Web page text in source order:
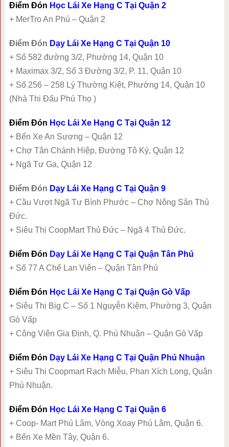
Điểm Đón Học Lái Xe Hạng C Tại Quận 2
+ MerTro An Phú – Quận 2
Điểm Đón Dạy Lái Xe Hạng C Tại Quận 10
+ Số 582 đường 3/2, Phường 14, Quận 10
+ Maximax 3/2, Số 3 Đường 3/2, P. 11, Quận 10
+ Số 256 – 258 Lý Thường Kiệt, Phường 14, Quận 10
(Nhà Thi Đấu Phú Thọ )
Điểm Đón Học Lái Xe Hạng C Tại Quận 12
+ Bến Xe An Sương – Quận 12
+ Chợ Tân Chánh Hiệp, Đường Tô Ký, Quận 12
+ Ngã Tư Ga, Quận 12
Điểm Đón Dạy Lái Xe Hạng C Tại Quận 9
+ Cầu Vượt Ngã Tư Bình Phước – Chợ Nông Sản Thủ
Đức.
+ Siêu Thị CoopMart Thủ Đức – Ngã 4 Thủ Đức.
Điểm Đón Dạy Lái Xe Hạng C Tại Quận Tân Phú
+ Số 77 A Chế Lan Viên – Quận Tân Phú
Điểm Đón Học Lái Xe Hạng C Tại Quận Gò Vấp
+ Siêu Thị Big C – Số 1 Nguyễn Kiệm, Phường 3, Quận
Gò Vấp
+ Công Viên Gia Định, Q. Phú Nhuận – Quận Gò Vấp
Điểm Đón Dạy Lái Xe Hạng C Tại Quận Phú Nhuận
+ Siêu Thị Coopmart Rạch Miễu, Phan Xích Long, Quận
Phú Nhuận.
Điểm Đón Học Lái Xe Hạng C Tại Quận 6
+ Coop- Mart Phú Lâm, Vòng Xoay Phú Lâm, Quận 6.
+ Bến Xe Mền Tây, Quận 6.